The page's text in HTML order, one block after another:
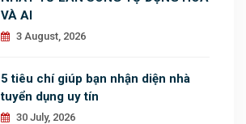
VÀ AI
3 August, 2026
5 tiêu chí giúp bạn nhận diện nhà
tuyển dụng uy tín
30 July, 2026